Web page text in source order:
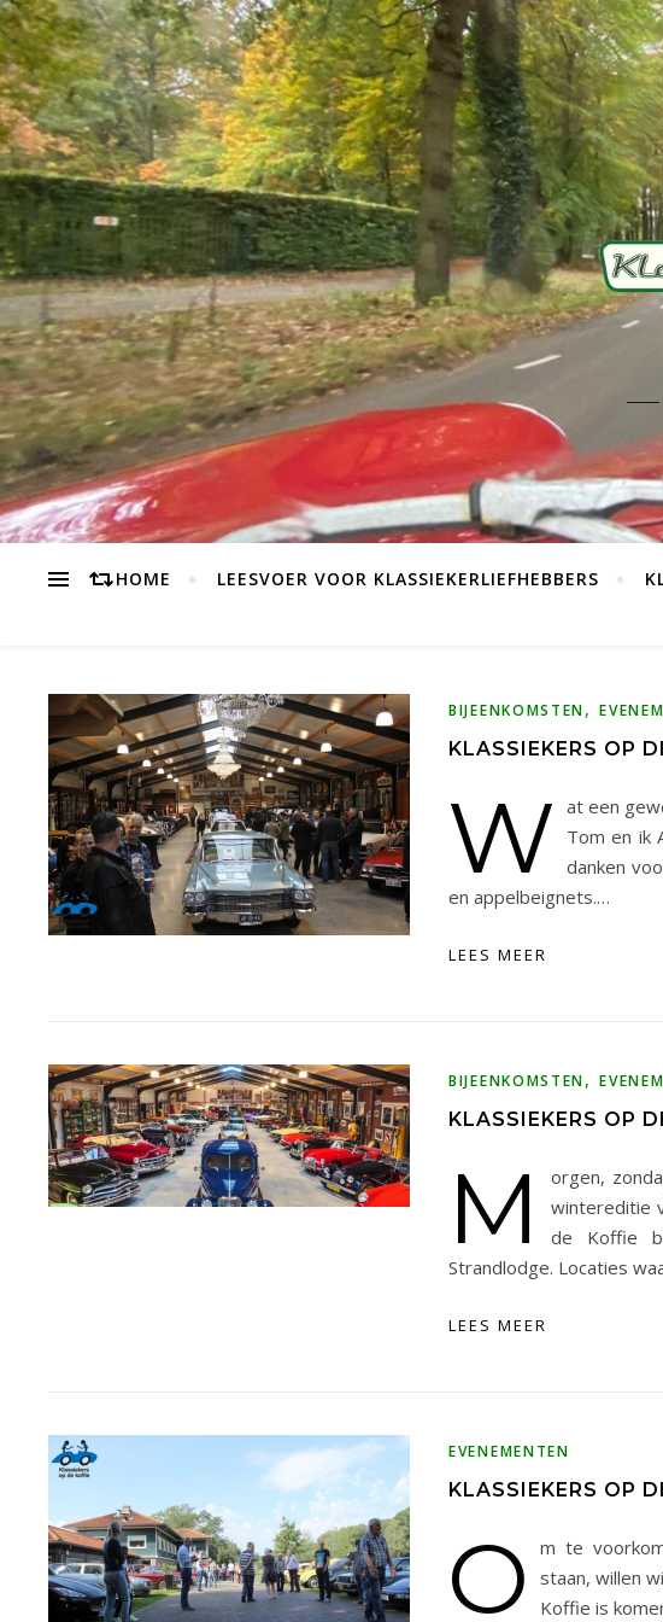
HOME LEESVOER VOOR KLASSIEKERLIEFHEBBERS
BIJEENKOMSTEN,
KLASSIEKERS OP
W at een
Tom en ik
danken
en appelbeignets.…
LEES MEER
BIJEENKOMSTEN,
KLASSIEKERS OP
M
orgen,
wintereditie
de Koffie
Strandlodge. Locaties
LEES MEER
EVENEMENTEN
KLASSIEKERS OP
O
m te
staan, willen
Koffie is